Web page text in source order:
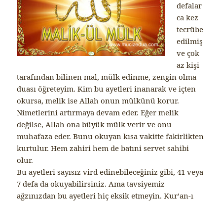
defalar
ca kez
tecrübe
edilmiş
ve çok
az kişi
tarafından bilinen mal, mülk edinme, zengin olma
duası öğreteyim. Kim bu ayetleri inanarak ve içten
okursa, melik ise Allah onun mülkünü korur.
Nimetlerini artırmaya devam eder. Eğer melik
değilse, Allah ona büyük mülk verir ve onu
muhafaza eder. Bunu okuyan kısa vakitte fakirlikten
kurtulur. Hem zahiri hem de batıni servet sahibi
olur.
Bu ayetleri sayısız vird edinebileceğiniz gibi, 41 veya
7 defa da okuyabilirsiniz. Ama tavsiyemiz
ağzınızdan bu ayetleri hiç eksik etmeyin. Kur’an-ı